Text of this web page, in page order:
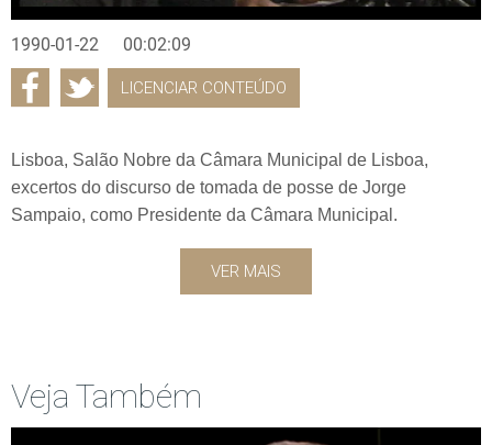
1990-01-22 00:02:09
LICENCIAR CONTEÚDO
Lisboa, Salão Nobre da Câmara Municipal de Lisboa,
excertos do discurso de tomada de posse de Jorge
Sampaio, como Presidente da Câmara Municipal.
VER MAIS
Veja Também